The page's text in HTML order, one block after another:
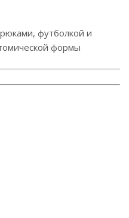
футболкой и
формы